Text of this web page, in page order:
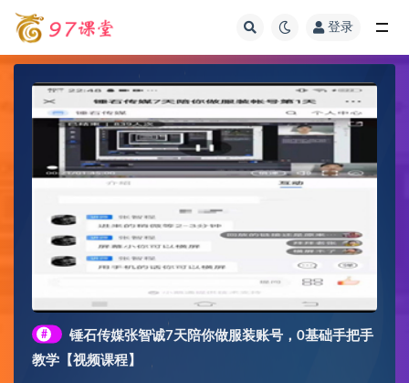
登录
#
锤石传媒张智诚7天陪你做服装账号，0基础手把手
教学【视频课程】